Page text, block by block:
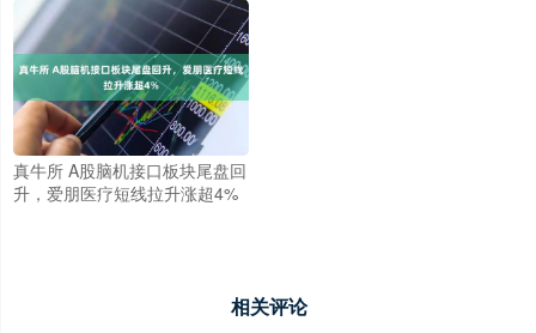
真牛所 A股脑机接口板块尾盘回
升，爱朋医疗短线拉升涨超4%
相关评论